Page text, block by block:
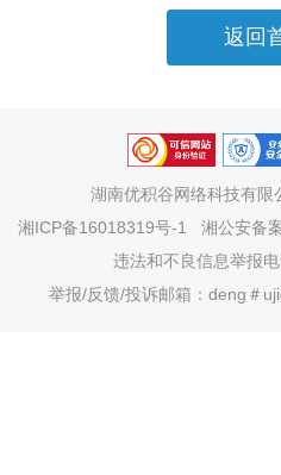
返回
湖南优积谷网络科技有限
湘ICP备16018319号-1
湘公安备
违法和不良信息举报
举报/反馈/投诉邮箱：deng＃